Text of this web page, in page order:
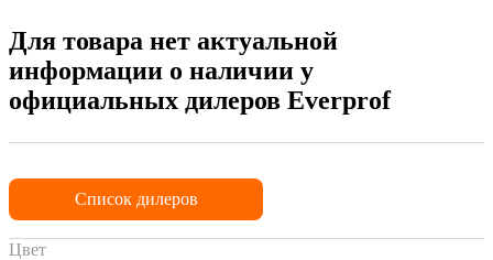
Для товара нет актуальной
информации о наличии у
официальных дилеров Everprof
Список дилеров
Цвет